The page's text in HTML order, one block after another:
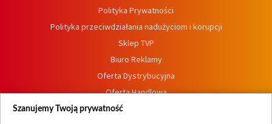
Polityka Prywatności
Polityka przeciwdziałania nadużyciom i korupcji
Sklep TVP
Biuro Reklamy
Oferta Dystrybucyjna
Oferta Handlowa
Dostępność
Szanujemy Twoją prywatność